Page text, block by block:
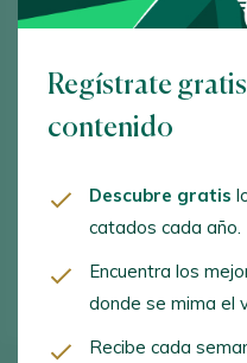
Bodega El
Tegueste
+34 922 545 254
Regístrate
contenido
Descubre gratis
catados cada año.
Encuentra los
donde se mima el
Recibe cada